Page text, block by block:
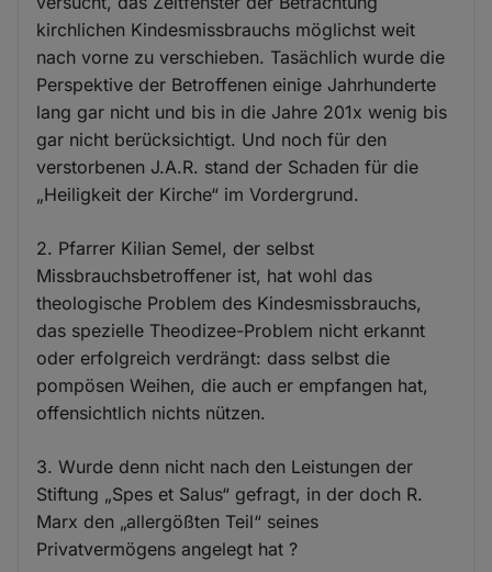
kirchlichen Kindesmissbrauchs möglichst weit
nach vorne zu verschieben. Tasächlich wurde die
Perspektive der Betroffenen einige Jahrhunderte
lang gar nicht und bis in die Jahre 201x wenig bis
gar nicht berücksichtigt. Und noch für den
verstorbenen J.A.R. stand der Schaden für die
„Heiligkeit der Kirche“ im Vordergrund.
2. Pfarrer Kilian Semel, der selbst
Missbrauchsbetroffener ist, hat wohl das
theologische Problem des Kindesmissbrauchs,
das spezielle Theodizee-Problem nicht erkannt
oder erfolgreich verdrängt: dass selbst die
pompösen Weihen, die auch er empfangen hat,
offensichtlich nichts nützen.
3. Wurde denn nicht nach den Leistungen der
Stiftung „Spes et Salus“ gefragt, in der doch R.
Marx den „allergößten Teil“ seines
Privatvermögens angelegt hat ?